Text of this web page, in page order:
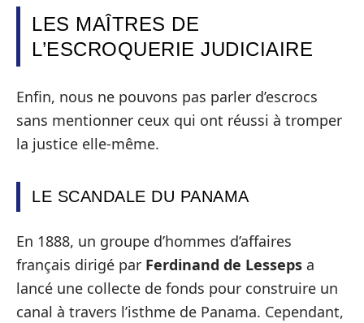
LES MAÎTRES DE
L’ESCROQUERIE JUDICIAIRE
Enfin, nous ne pouvons pas parler d’escrocs
sans mentionner ceux qui ont réussi à tromper
la justice elle-même.
LE SCANDALE DU PANAMA
En 1888, un groupe d’hommes d’affaires
français dirigé par Ferdinand de Lesseps a
lancé une collecte de fonds pour construire un
canal à travers l’isthme de Panama. Cependant,